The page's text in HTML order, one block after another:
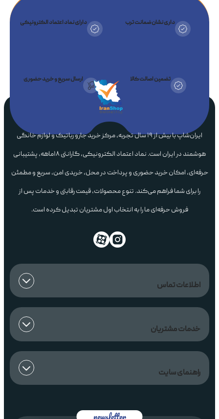
داری نشان ضمانت ترب دارای نماد اعتماد الکترونیکی
تضمین اصالت کالا ارسال سریع و خرید حضوری
ایران‌شاپ با بیش از ۱۹ سال تجربه، مرکز خرید جارو رباتیک و لوازم خانگی
هوشمند در ایران است. نماد اعتماد الکترونیکی، گارانتی ۱۸ماهه، پشتیبانی
حرفه‌ای، امکان خرید حضوری و پرداخت در محل، خریدی امن، سریع و مطمئن
را برای شما فراهم می‌کند. تنوع محصولات، قیمت رقابتی و خدمات پس از
فروش حرفه‌ای ما را به انتخاب اول مشتریان تبدیل کرده است.
اطلاعات تماس
خدمات مشتریان
راهنمای سایت